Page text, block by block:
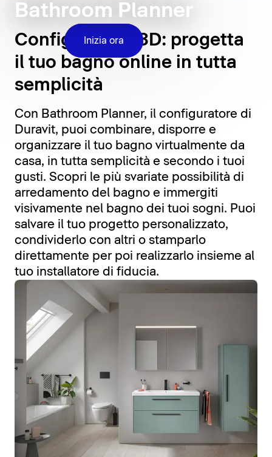
Bathroom Planner
Inizia ora
Configuratore 3D: progetta
il tuo bagno online in tutta
semplicità
Con Bathroom Planner, il configuratore di
Duravit, puoi combinare, disporre e
organizzare il tuo bagno virtualmente da
casa, in tutta semplicità e secondo i tuoi
gusti. Scopri le più svariate possibilità di
arredamento del bagno e immergiti
visivamente nel bagno dei tuoi sogni. Puoi
salvare il tuo progetto personalizzato,
condividerlo con altri o stamparlo
direttamente per poi realizzarlo insieme al
tuo installatore di fiducia.